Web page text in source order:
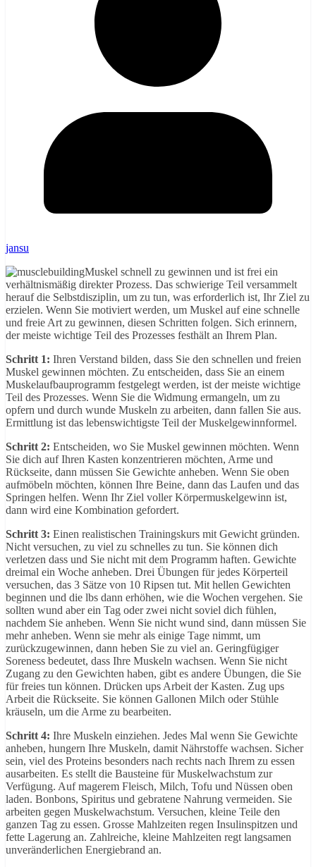
jansu
Muskel schnell zu gewinnen und ist frei ein
verhältnismäßig direkter Prozess. Das schwierige Teil versammelt
herauf die Selbstdisziplin, um zu tun, was erforderlich ist, Ihr Ziel zu
erzielen. Wenn Sie motiviert werden, um Muskel auf eine schnelle
und freie Art zu gewinnen, diesen Schritten folgen. Sich erinnern,
der meiste wichtige Teil des Prozesses festhält an Ihrem Plan.
Schritt 1: Ihren Verstand bilden, dass Sie den schnellen und freien
Muskel gewinnen möchten. Zu entscheiden, dass Sie an einem
Muskelaufbauprogramm festgelegt werden, ist der meiste wichtige
Teil des Prozesses. Wenn Sie die Widmung ermangeln, um zu
opfern und durch wunde Muskeln zu arbeiten, dann fallen Sie aus.
Ermittlung ist das lebenswichtigste Teil der Muskelgewinnformel.
Schritt 2: Entscheiden, wo Sie Muskel gewinnen möchten. Wenn
Sie dich auf Ihren Kasten konzentrieren möchten, Arme und
Rückseite, dann müssen Sie Gewichte anheben. Wenn Sie oben
aufmöbeln möchten, können Ihre Beine, dann das Laufen und das
Springen helfen. Wenn Ihr Ziel voller Körpermuskelgewinn ist,
dann wird eine Kombination gefordert.
Schritt 3: Einen realistischen Trainingskurs mit Gewicht gründen.
Nicht versuchen, zu viel zu schnelles zu tun. Sie können dich
verletzen dass und Sie nicht mit dem Programm haften. Gewichte
dreimal ein Woche anheben. Drei Übungen für jedes Körperteil
versuchen, das 3 Sätze von 10 Ripsen tut. Mit hellen Gewichten
beginnen und die lbs dann erhöhen, wie die Wochen vergehen. Sie
sollten wund aber ein Tag oder zwei nicht soviel dich fühlen,
nachdem Sie anheben. Wenn Sie nicht wund sind, dann müssen Sie
mehr anheben. Wenn sie mehr als einige Tage nimmt, um
zurückzugewinnen, dann heben Sie zu viel an. Geringfügiger
Soreness bedeutet, dass Ihre Muskeln wachsen. Wenn Sie nicht
Zugang zu den Gewichten haben, gibt es andere Übungen, die Sie
für freies tun können. Drücken ups Arbeit der Kasten. Zug ups
Arbeit die Rückseite. Sie können Gallonen Milch oder Stühle
kräuseln, um die Arme zu bearbeiten.
Schritt 4: Ihre Muskeln einziehen. Jedes Mal wenn Sie Gewichte
anheben, hungern Ihre Muskeln, damit Nährstoffe wachsen. Sicher
sein, viel des Proteins besonders nach rechts nach Ihrem zu essen
ausarbeiten. Es stellt die Bausteine für Muskelwachstum zur
Verfügung. Auf magerem Fleisch, Milch, Tofu und Nüssen oben
laden. Bonbons, Spiritus und gebratene Nahrung vermeiden. Sie
arbeiten gegen Muskelwachstum. Versuchen, kleine Teile den
ganzen Tag zu essen. Grosse Mahlzeiten regen Insulinspitzen und
fette Lagerung an. Zahlreiche, kleine Mahlzeiten regt langsamen
unveränderlichen Energiebrand an.